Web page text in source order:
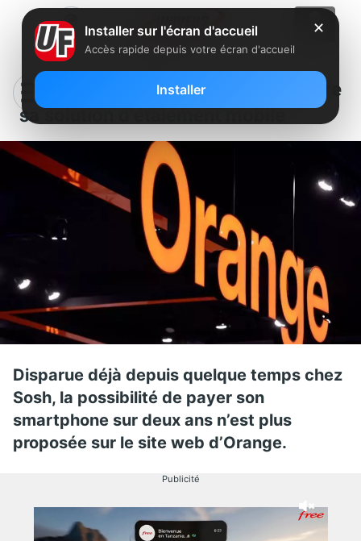
Orange fait petit à petit disparaître
sa solution d’étalement mobile
Disparue déjà depuis quelque temps chez
Sosh, la possibilité de payer son
smartphone sur deux ans n’est plus
proposée sur le site web d’Orange.
Publicité
✕
Installer sur l'écran d'accueil
Accès rapide depuis votre écran d'accueil
Installer